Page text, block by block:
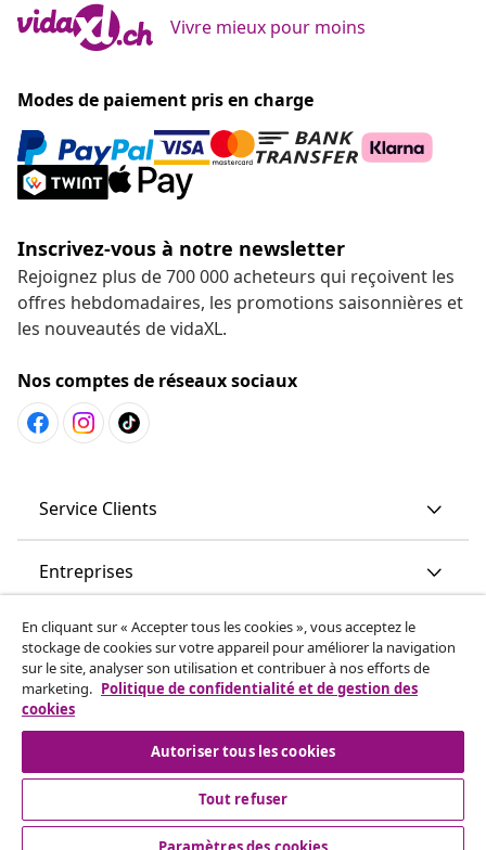
Vivre mieux pour moins
Modes de paiement pris en charge
Inscrivez-vous à notre newsletter
Rejoignez plus de 700 000 acheteurs qui reçoivent les
offres hebdomadaires, les promotions saisonnières et
les nouveautés de vidaXL.
Nos comptes de réseaux sociaux
Service Clients
Entreprises
vidaXL
More content links
En cliquant sur « Accepter tous les cookies », vous acceptez le
stockage de cookies sur votre appareil pour améliorer la navigation
sur le site, analyser son utilisation et contribuer à nos efforts de
marketing. Politique de confidentialité et de gestion des
cookies
Autoriser tous les cookies
Tout refuser